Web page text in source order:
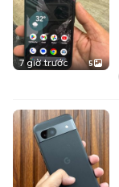
7 giờ trước 5